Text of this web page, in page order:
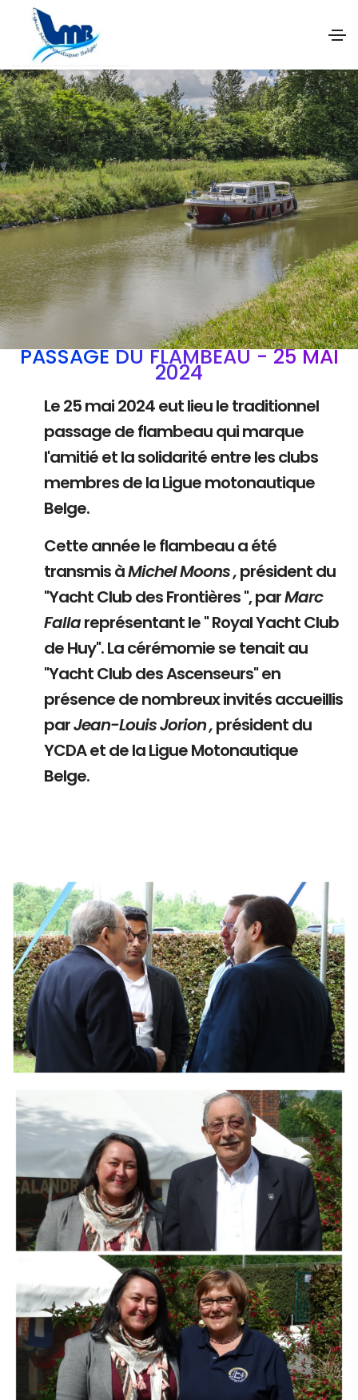
PASSAGE DU FLAMBEAU - 25 MAI
2024
Le 25 mai 2024 eut lieu le traditionnel
passage de flambeau qui marque
l'amitié et la solidarité entre les clubs
membres de la Ligue motonautique
Belge.
Cette année le flambeau a été
transmis àMichel Moons ,président du
"Yacht Club des Frontières ", parMarc
Fallareprésentant le " Royal Yacht Club
de Huy". La cérémomie se tenait au
"Yacht Club des Ascenseurs" en
présence de nombreux invités accueillis
parJean-Louis Jorion ,président du
YCDA et de la Ligue Motonautique
Belge.
Branding
ARMCHAIR
ARMCHAIR